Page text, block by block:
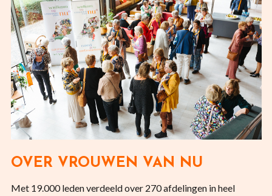
OVER VROUWEN VAN NU
Met 19.000 leden verdeeld over 270 afdelingen in heel